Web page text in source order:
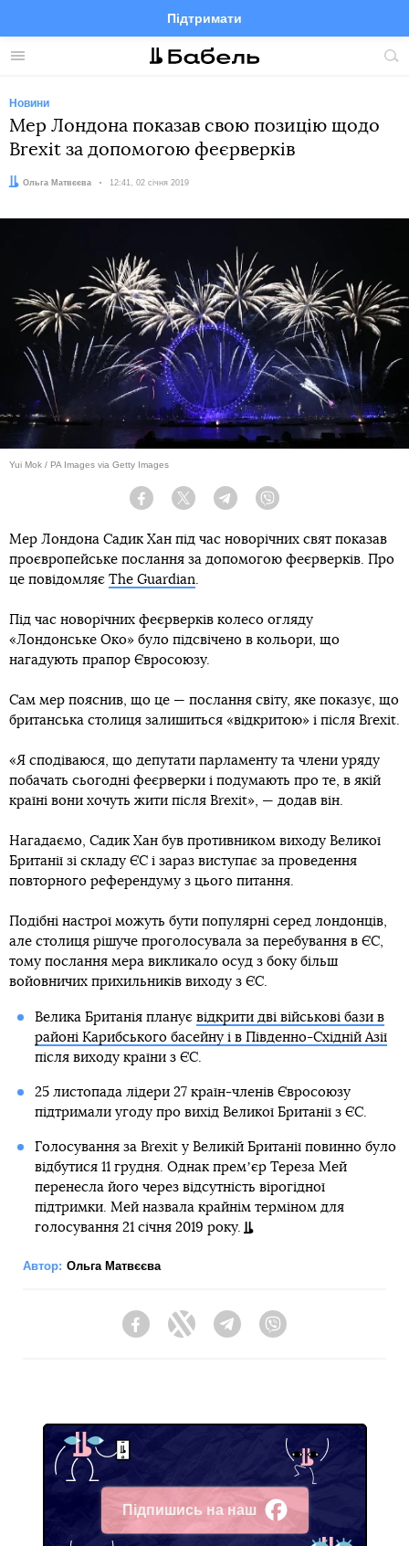
Меню
Підтримати
FacebookTelegramTwitter
Новини
Мер Лондона показав свою позицію щодо
Brexit за допомогою феєрверків
Автор:
Ольга Матвєєва Дата:
12:41, 02 січня 2019
Yui Mok / PA Images via Getty Images
Facebook Twitter Telegram
Мер Лондона Садик Хан під час новорічних свят показав
проєвропейське послання за допомогою феєрверків. Про
це повідомляє The Guardian.
Під час новорічних феєрверків колесо огляду
«Лондонське Око» було підсвічено в кольори, що
нагадують прапор Євросоюзу.
Сам мер пояснив, що це — послання світу, яке показує, що
британська столиця залишиться «відкритою» і після Brexit.
«Я сподіваюся, що депутати парламенту та члени уряду
побачать сьогодні феєрверки і подумають про те, в якій
країні вони хочуть жити після Brexit», — додав він.
Нагадаємо, Садик Хан був противником виходу Великої
Британії зі складу ЄС і зараз виступає за проведення
повторного референдуму з цього питання.
Подібні настрої можуть бути популярні серед лондонців,
але столиця рішуче проголосувала за перебування в ЄС,
тому послання мера викликало осуд з боку більш
войовничих прихильників виходу з ЄС.
Велика Британія планує відкрити дві військові бази в
районі Карибського басейну і в Південно-Східній Азії
після виходу країни з ЄС.
25 листопада лідери 27 країн-членів Євросоюзу
підтримали угоду про вихід Великої Британії з ЄС.
Голосування за Brexit у Великій Британії повинно було
відбутися 11 грудня. Однак премʼєр Тереза Мей
перенесла його через відсутність вірогідної
підтримки. Мей назвала крайнім терміном для
голосування 21 січня 2019 року.
Автор: Ольга Матвєєва
FacebookTwitter Telegram
Підпишись на наш
Facebook